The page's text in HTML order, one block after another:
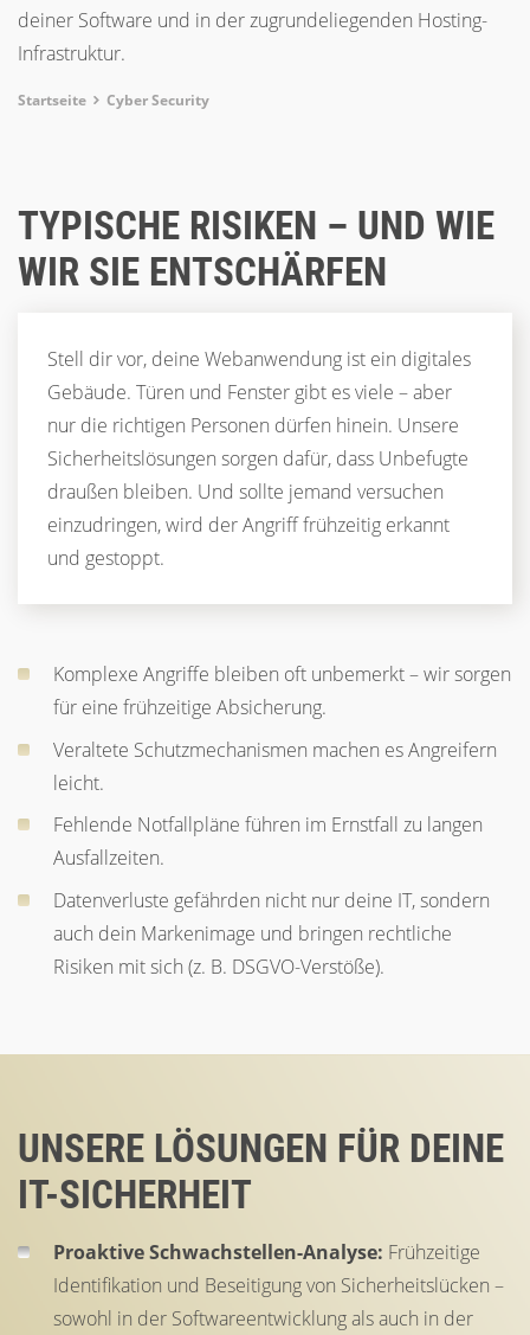
deiner Software und in der zugrundeliegenden Hosting-
Infrastruktur.
Breadcrumb
Startseite Cyber Security
TYPISCHE RISIKEN – UND WIE
WIR SIE ENTSCHÄRFEN
Stell dir vor, deine Webanwendung ist ein digitales
Gebäude. Türen und Fenster gibt es viele – aber
nur die richtigen Personen dürfen hinein. Unsere
Sicherheitslösungen sorgen dafür, dass Unbefugte
draußen bleiben. Und sollte jemand versuchen
einzudringen, wird der Angriff frühzeitig erkannt
und gestoppt.
Komplexe Angriffe bleiben oft unbemerkt – wir sorgen
für eine frühzeitige Absicherung.
Veraltete Schutzmechanismen machen es Angreifern
leicht.
Fehlende Notfallpläne führen im Ernstfall zu langen
Ausfallzeiten.
Datenverluste gefährden nicht nur deine IT, sondern
auch dein Markenimage und bringen rechtliche
Risiken mit sich (z. B. DSGVO-Verstöße).
UNSERE LÖSUNGEN FÜR DEINE
IT-SICHERHEIT
Proaktive Schwachstellen-Analyse: Frühzeitige
Identifikation und Beseitigung von Sicherheitslücken –
sowohl in der Softwareentwicklung als auch in der